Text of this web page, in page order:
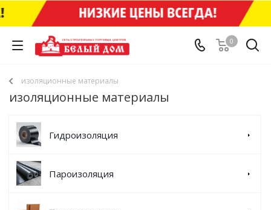
0
изоляционные материалы
изоляционные материалы
Гидроизоляция
Пароизоляция